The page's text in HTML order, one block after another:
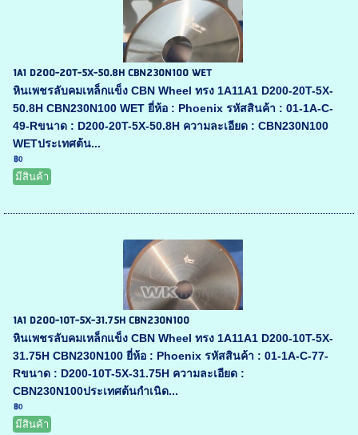
1A1 D200-20T-5X-50.8H CBN230N100 WET
หินเพชรลับคมเหล็กแข็ง CBN Wheel ทรง 1A11A1 D200-20T-5X-
50.8H CBN230N100 WET ยี่ห้อ : Phoenix รหัสสินค้า : 01-1A-C-
49-Rขนาด : D200-20T-5X-50.8H ความละเอียด : CBN230N100
WETประเทศต้น...
฿0
มีสินค้า
1A1 D200-10T-5X-31.75H CBN230N100
หินเพชรลับคมเหล็กแข็ง CBN Wheel ทรง 1A11A1 D200-10T-5X-
31.75H CBN230N100 ยี่ห้อ : Phoenix รหัสสินค้า : 01-1A-C-77-
Rขนาด : D200-10T-5X-31.75H ความละเอียด :
CBN230N100ประเทศต้นกำเนิด...
฿0
มีสินค้า